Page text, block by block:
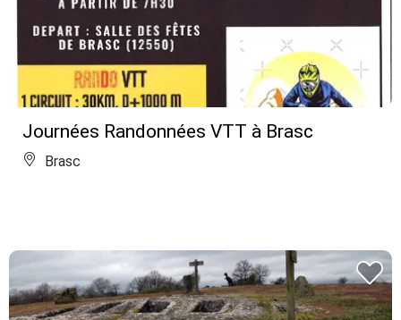
Journées Randonnées VTT à Brasc
Brasc